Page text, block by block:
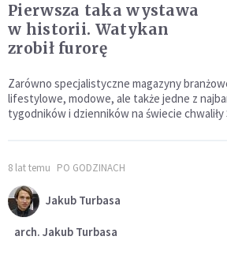
Pierwsza taka wystawa
w historii. Watykan
zrobił furorę
Zarówno specjalistyczne magazyny
lifestylowe, modowe, ale także jedne z
tygodników i dzienników na świecie
8 lat temu PO GODZINACH
Jakub Turbasa
arch. Jakub Turbasa